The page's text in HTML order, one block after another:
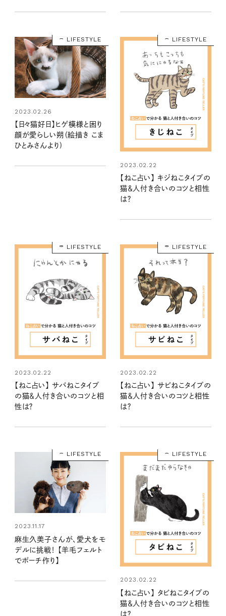
ゃ！
LIFESTYLE
2023.02.26
【日々猫好日】ヒゲ模様と困り
顔が愛らしい朔（絵描き こま
ひとみさんより)
LIFESTYLE
2023.02.22
【ねこ占い】 キジねこタイプの
猫＆人付き合いのコツと相性
は？
LIFESTYLE
2023.02.22
【ねこ占い】 サバねこタイプ
の猫＆人付き合いのコツと相
性は？
LIFESTYLE
2023.02.22
【ねこ占い】 サビねこタイプの
猫＆人付き合いのコツと相性
は？
LIFESTYLE
2023.11.17
麻生久美子さんが、愛犬をモ
デルに挑戦！ 【羊毛フェルト
でポーチ作り】
LIFESTYLE
2023.02.22
【ねこ占い】 タビねこタイプの
猫＆人付き合いのコツと相性
は？